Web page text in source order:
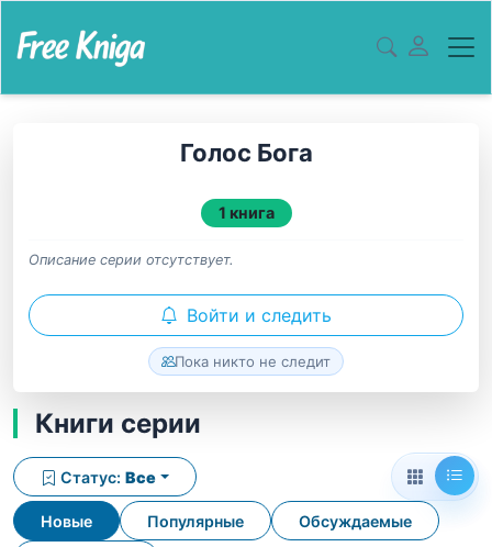
Голос Бога
1 книга
Описание серии отсутствует.
Войти и следить
Пока никто не следит
Книги серии
Новые Популярные Обсуждаемые
Статус: Все